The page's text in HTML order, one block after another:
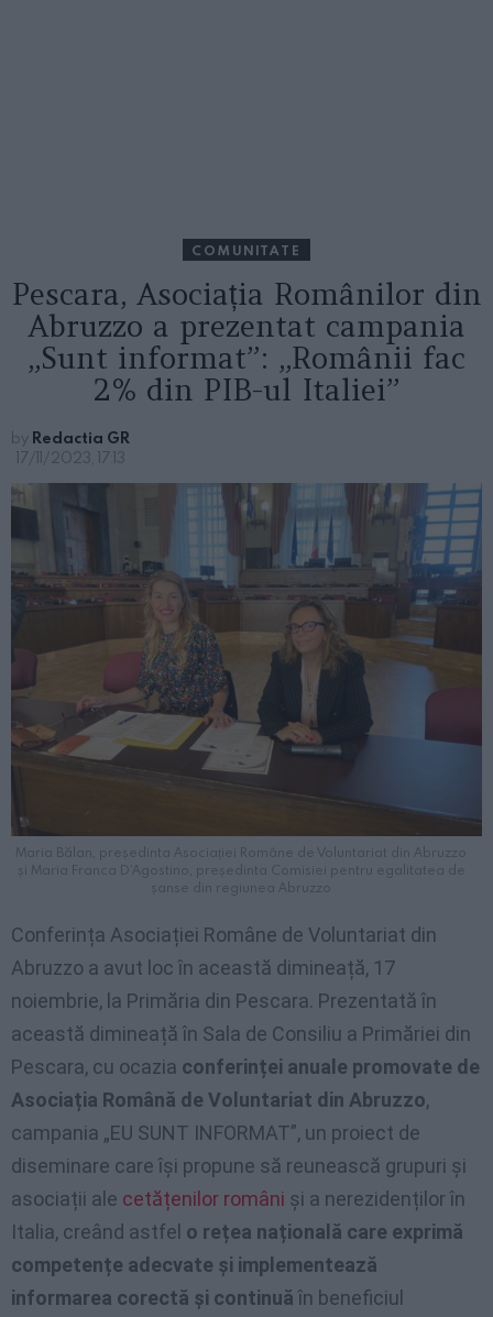
COMUNITATE
Pescara, Asociația Românilor din
Abruzzo a prezentat campania
„Sunt informat”: „Românii fac
2% din PIB-ul Italiei”
by Redactia GR
17/11/2023, 17:13
Maria Bălan, președinta Asociației Române de Voluntariat din Abruzzo
și Maria Franca D’Agostino, președinta Comisiei pentru egalitatea de
șanse din regiunea Abruzzo
Conferința Asociației Române de Voluntariat din
Abruzzo a avut loc în această dimineață, 17
noiembrie, la Primăria din Pescara. Prezentată în
această dimineață în Sala de Consiliu a Primăriei din
Pescara, cu ocazia conferinței anuale promovate de
Asociația Română de Voluntariat din Abruzzo,
campania „EU SUNT INFORMAT”, un proiect de
diseminare care își propune să reunească grupuri și
asociații ale cetățenilor români și a nerezidenților în
Italia, creând astfel o rețea națională care exprimă
competențe adecvate și implementează
informarea corectă și continuă în beneficiul